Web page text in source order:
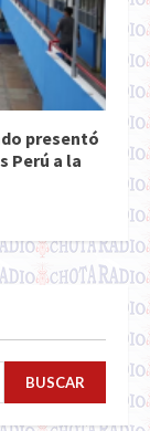
presentó
Perú a la
BUSCAR